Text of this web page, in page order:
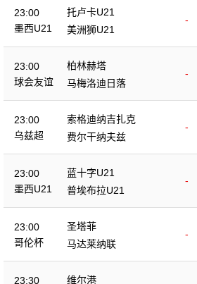
23:00
墨西U21
托卢卡U21
-
美洲狮U21
23:00
球会友谊
柏林赫塔
-
马梅洛迪日落
23:00
乌兹超
索格迪纳吉扎克
-
费尔干纳夫兹
23:00
墨西U21
蓝十字U21
-
普埃布拉U21
23:00
哥伦杯
圣塔菲
-
马达莱纳联
23:30 维尔港